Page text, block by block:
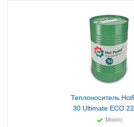
Теплоноситель
30 Ultimate ECO
Много